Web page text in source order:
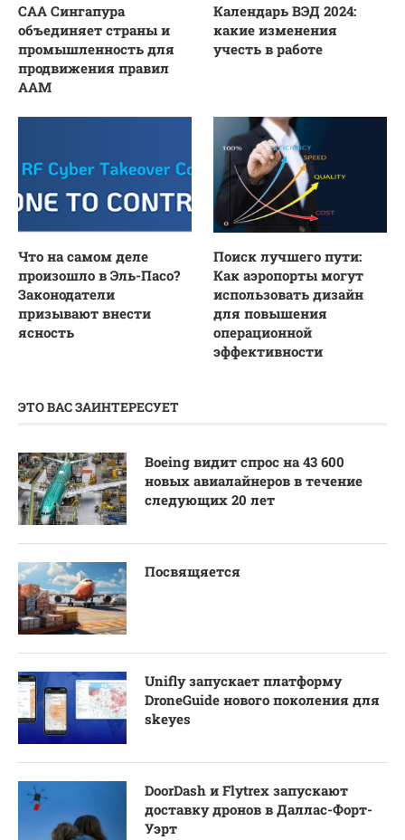
CAA Сингапура
объединяет страны и
промышленность для
продвижения правил
AAM
Календарь ВЭД 2024:
какие изменения
учесть в работе
Что на самом деле
произошло в Эль-Пасо?
Законодатели
призывают внести
ясность
Поиск лучшего пути:
Как аэропорты могут
использовать дизайн
для повышения
операционной
эффективности
ЭТО ВАС ЗАИНТЕРЕСУЕТ
Boeing видит спрос на 43 600
новых авиалайнеров в течение
следующих 20 лет
Посвящяется
Unifly запускает платформу
DroneGuide нового поколения для
skeyes
DoorDash и Flytrex запускают
доставку дронов в Даллас-Форт-
Уэрт